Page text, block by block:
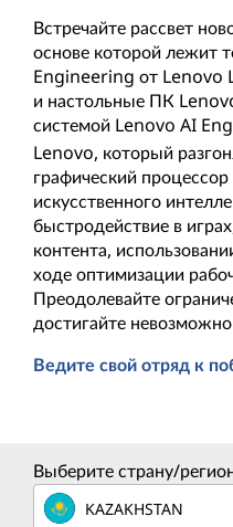
Встречайте рассвет
основе которой лежит
Engineering от Lenovo
и настольные ПК
системой Lenovo AI
Lenovo, который
графический
искусственного
быстродействие в
контента,
ходе оптимизации
Преодолевайте
достигайте
Ведите свой отряд к
Выберите страну/
KAZAKHSTAN